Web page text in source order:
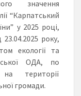
значення
“Карпатський
у 2025 році,
року,
екології та
ОДА, по
на території
громади.